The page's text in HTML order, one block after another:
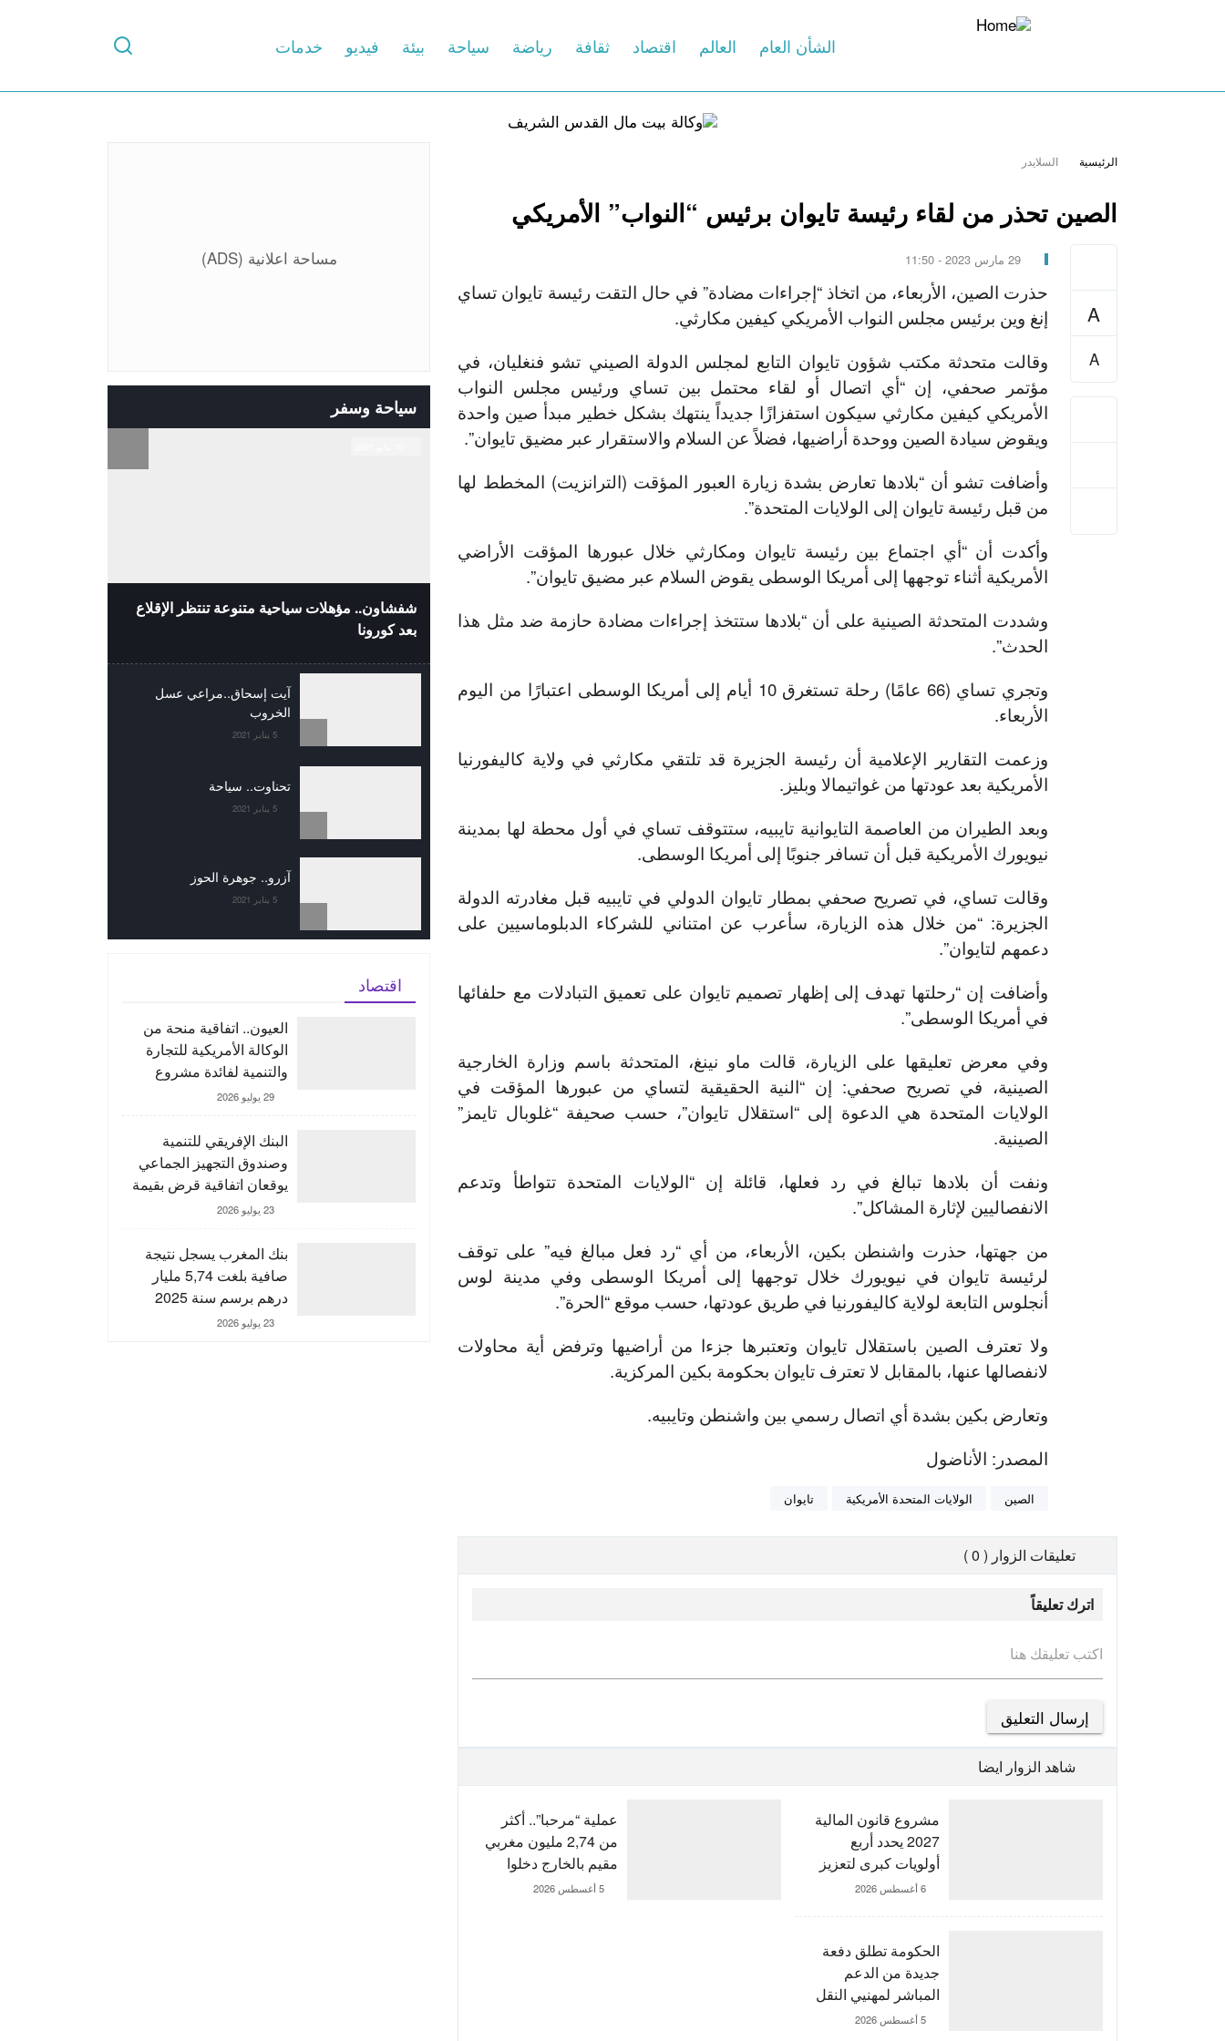
الشأن العام العالم اقتصاد ثقافة رياضة سياحة بيئة فيديو خدمات
الرئيسية السلايدر
الصين تحذر من لقاء رئيسة تايوان برئيس “النواب” الأمريكي
حذرت الصين، الأربعاء، من اتخاذ “إجراءات مضادة” في حال التقت رئيسة تايوان تساي
إنغ وين برئيس مجلس النواب الأمريكي كيفين مكارثي.
وقالت متحدثة مكتب شؤون تايوان التابع لمجلس الدولة الصيني تشو فنغليان، في
مؤتمر صحفي، إن “أي اتصال أو لقاء محتمل بين تساي ورئيس مجلس النواب
الأمريكي كيفين مكارثي سيكون استفزازًا جديداً ينتهك بشكل خطير مبدأ صين واحدة
ويقوض سيادة الصين ووحدة أراضيها، فضلاً عن السلام والاستقرار عبر مضيق تايوان”.
وأضافت تشو أن “بلادها تعارض بشدة زيارة العبور المؤقت (الترانزيت) المخطط لها
من قبل رئيسة تايوان إلى الولايات المتحدة”.
وأكدت أن “أي اجتماع بين رئيسة تايوان ومكارثي خلال عبورها المؤقت الأراضي
الأمريكية أثناء توجهها إلى أمريكا الوسطى يقوض السلام عبر مضيق تايوان”.
وشددت المتحدثة الصينية على أن “بلادها ستتخذ إجراءات مضادة حازمة ضد مثل هذا
الحدث”.
وتجري تساي (66 عامًا) رحلة تستغرق 10 أيام إلى أمريكا الوسطى اعتبارًا من اليوم
الأربعاء.
وزعمت التقارير الإعلامية أن رئيسة الجزيرة قد تلتقي مكارثي في ولاية كاليفورنيا
الأمريكية بعد عودتها من غواتيمالا وبليز.
وبعد الطيران من العاصمة التايوانية تايبيه، ستتوقف تساي في أول محطة لها بمدينة
نيويورك الأمريكية قبل أن تسافر جنوبًا إلى أمريكا الوسطى.
وقالت تساي، في تصريح صحفي بمطار تايوان الدولي في تايبيه قبل مغادرته الدولة
الجزيرة: “من خلال هذه الزيارة، سأعرب عن امتناني للشركاء الدبلوماسيين على
دعمهم لتايوان”.
وأضافت إن “رحلتها تهدف إلى إظهار تصميم تايوان على تعميق التبادلات مع حلفائها
في أمريكا الوسطى”.
وفي معرض تعليقها على الزيارة، قالت ماو نينغ، المتحدثة باسم وزارة الخارجية
الصينية، في تصريح صحفي: إن “النية الحقيقية لتساي من عبورها المؤقت في
الولايات المتحدة هي الدعوة إلى “استقلال تايوان”، حسب صحيفة “غلوبال تايمز”
الصينية.
ونفت أن بلادها تبالغ في رد فعلها، قائلة إن “الولايات المتحدة تتواطأ وتدعم
الانفصاليين لإثارة المشاكل”.
من جهتها، حذرت واشنطن بكين، الأربعاء، من أي “رد فعل مبالغ فيه” على توقف
لرئيسة تايوان في نيويورك خلال توجهها إلى أمريكا الوسطى وفي مدينة لوس
أنجلوس التابعة لولاية كاليفورنيا​​​​​​​ في طريق عودتها، حسب موقع “الحرة”.
ولا تعترف الصين باستقلال تايوان وتعتبرها جزءا من أراضيها وترفض أية محاولات
لانفصالها عنها، بالمقابل لا تعترف تايوان بحكومة بكين المركزية.
وتعارض بكين بشدة أي اتصال رسمي بين واشنطن وتايبيه.
المصدر: الأناضول
الصين الولايات المتحدة الأمريكية تايوان
A
A
تعليقات الزوار ( 0 )
اترك تعليقاً
اكتب تعليقك هنا
شاهد الزوار ايضا
مشروع قانون المالية
2027 يحدد أربع
أولويات كبرى لتعزيز
التنمية وتوطيد الدولة
6 أغسطس 2026
عملية “مرحبا”.. أكثر
من 2,74 مليون مغربي
مقيم بالخارج دخلوا
5 أغسطس 2026
الحكومة تطلق دفعة
جديدة من الدعم
المباشر لمهنيي النقل
الطرقي
5 أغسطس 2026
مساحة اعلانية (ADS)
سياحة وسفر
شفشاون.. مؤهلات سياحية متنوعة تنتظر الإقلاع
بعد كورونا
آيت إسحاق..مراعي عسل
الخروب
5 يناير 2021
تحناوت.. سياحة
5 يناير 2021
آزرو.. جوهرة الحوز
5 يناير 2021
اقتصاد
العيون.. اتفاقية منحة من
الوكالة الأمريكية للتجارة
والتنمية لفائدة مشروع
“ORNX” بغية إنتاج الأمونيا
الخضراء
29 يوليو 2026
البنك الإفريقي للتنمية
وصندوق التجهيز الجماعي
يوقعان اتفاقية قرض بقيمة
150 مليون يورو لدعم23 يوليو 2026
بنك المغرب يسجل نتيجة
صافية بلغت 5,74 مليار
درهم برسم سنة 2025
23 يوليو 2026